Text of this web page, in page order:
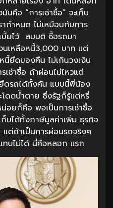
คือ “การเช่าซื้อ” จะเก็บ
กำหนด ไม่เหมือนกับการ
ยไว้ สมมติ ซื้อรถมา
นเหลือหนี้3,000 บาท แต่
นี้ยึดของคืน ไม่เกินวงเงิน
ช่าซื้อ ถ้าผ่อนไม่ไหวแต่
ดรถได้ทั้งคัน แบบนี้พี่น้อง
ดดน้ำตาย ซึ่งรัฐก็รู้แต่หรี่
อยก็คือ พอเป็นการเช่าซื้อ
ก็บได้ทั้งภาษีมูลค่าเพิ่ม ธุรกิจ
ต่ถ้าเป็นการผ่อนรถจริงๆ
ทบไม่ได้ นี่คือหลอก แรก